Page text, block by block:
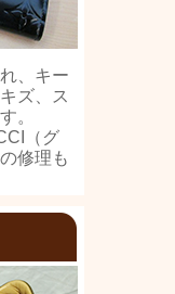
、キー
ズ、ス
。
（グ
修理も